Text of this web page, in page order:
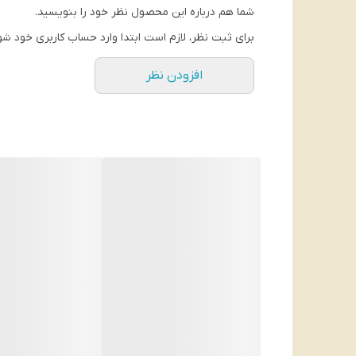
شما هم درباره این محصول نظر خود را بنویسید.
برای ثبت نظر، لازم است ابتدا وارد حساب کاربری خود
افزودن نظر